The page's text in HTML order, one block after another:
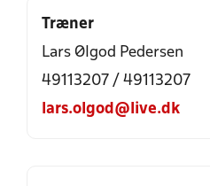
Træner
Lars Ølgod Pedersen
49113207 / 49113207
lars.olgod@live.dk